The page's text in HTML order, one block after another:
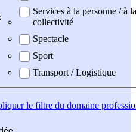
Services à la personne / à la
collectivité
Spectacle
Sport
Transport / Logistique
le filtre du domaine